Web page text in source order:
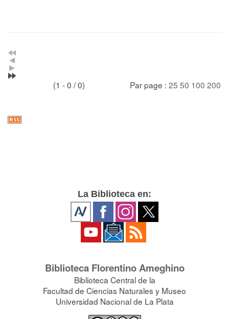
(1 - 0 / 0) Par page : 25 50 100 200
La Biblioteca en:
Biblioteca Florentino Ameghino
Biblioteca Central de la
Facultad de Ciencias Naturales y Museo
Universidad Nacional de La Plata